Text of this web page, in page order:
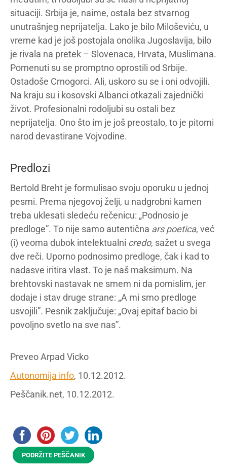
situaciji. Srbija je, naime, ostala bez stvarnog
unutrašnjeg neprijatelja. Lako je bilo Miloševiću, u
vreme kad je još postojala onolika Jugoslavija, bilo
je rivala na pretek – Slovenaca, Hrvata, Muslimana.
Pomenuti su se promptno oprostili od Srbije.
Ostadoše Crnogorci. Ali, uskoro su se i oni odvojili.
Na kraju su i kosovski Albanci otkazali zajednički
život. Profesionalni rodoljubi su ostali bez
neprijatelja. Ono što im je još preostalo, to je pitomi
narod devastirane Vojvodine.
Predlozi
Bertold Breht je formulisao svoju oporuku u jednoj
pesmi. Prema njegovoj želji, u nadgrobni kamen
treba uklesati sledeću rečenicu: „Podnosio je
predloge”. To nije samo autentična ars poetica, već
(i) veoma dubok intelektualni credo, sažet u svega
dve reči. Uporno podnosimo predloge, čak i kad to
nadasve iritira vlast. To je naš maksimum. Na
brehtovski nastavak ne smem ni da pomislim, jer
dodaje i stav druge strane: „A mi smo predloge
usvojili”. Pesnik zaključuje: „Ovaj epitaf bacio bi
povoljno svetlo na sve nas”.
Preveo Arpad Vicko
Autonomija info, 10.12.2012.
Peščanik.net, 10.12.2012.
PODRŽITE PEŠČANIK